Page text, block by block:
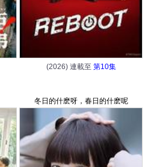
(2026) 連載至 第10集
冬日的什麽呀，春日的什麽呢